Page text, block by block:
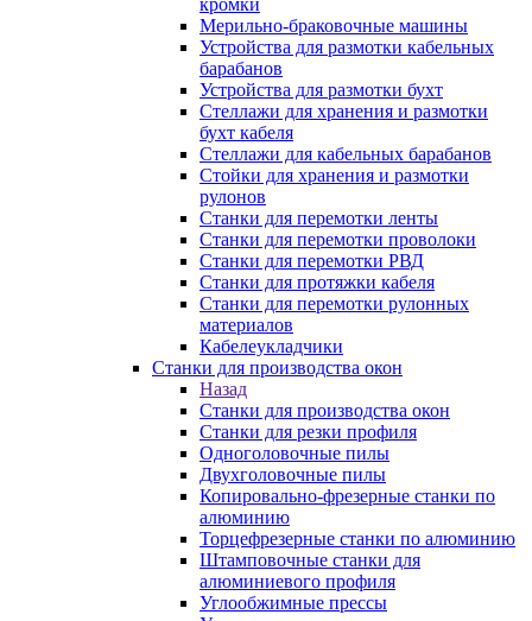
кромки
Мерильно-браковочные машины
Устройства для размотки кабельных
барабанов
Устройства для размотки бухт
Стеллажи для хранения и размотки
бухт кабеля
Стеллажи для кабельных барабанов
Стойки для хранения и размотки
рулонов
Станки для перемотки ленты
Станки для перемотки проволоки
Станки для перемотки РВД
Станки для протяжки кабеля
Станки для перемотки рулонных
материалов
Кабелеукладчики
Станки для производства окон
Назад
Станки для производства окон
Станки для резки профиля
Одноголовочные пилы
Двухголовочные пилы
Копировально-фрезерные станки по
алюминию
Торцефрезерные станки по алюминию
Штамповочные станки для
алюминиевого профиля
Углообжимные прессы